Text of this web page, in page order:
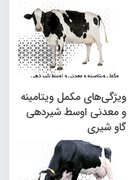
ویژگی­‌های مکمل ویتامینه
و معدنی اوسط شیردهی
گاو شیری